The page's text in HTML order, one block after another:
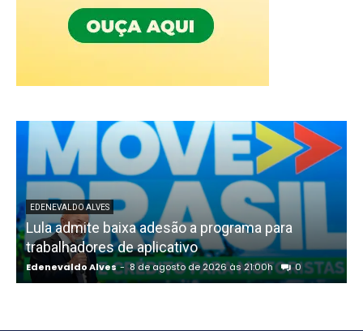
EDENEVALDO ALVES
Lula admite baixa adesão a programa para
trabalhadores de aplicativo
Edenevaldo Alves - 8 de agosto de 2026 às 21:00h 0